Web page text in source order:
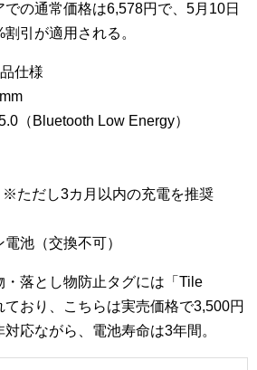
の通常価格は6,578円で、5月10日
引が適用される。
仕様
（Bluetooth Low Energy）
※ただし3カ月以内の充電を推奨
池（交換不可）
・落とし物防止タグには「Tile
おり、こちらは実売価格で3,500円
応ながら、電池寿命は3年間。